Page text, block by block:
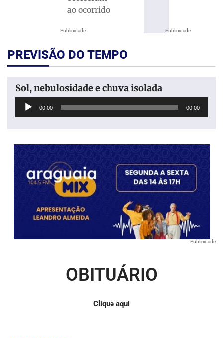
Publicidade
ao ocorrido.
Publicidade
PREVISÃO DO TEMPO
Sol, nebulosidade e chuva isolada
Tocador
00:00 00:00
Publicidade
OBITUÁRIO
Clique aqui